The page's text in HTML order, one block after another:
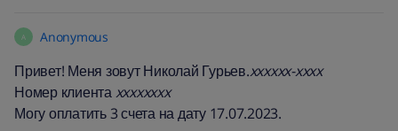
A Anonymous
Привет! Меня зовут Николай Гурьев.xxxxxx-xxxx
Номер клиентаxxxxxxxx
Могу оплатить 3 счета на дату 17.07.2023.